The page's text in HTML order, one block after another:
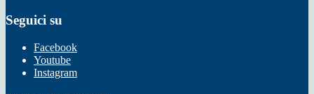
Seguici su
Facebook
Youtube
Instagram